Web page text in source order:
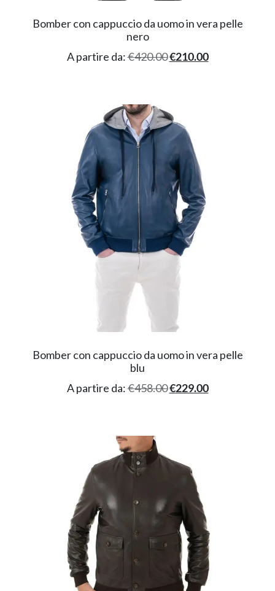
Bomber con cappuccio da uomo in vera pelle
nero
A partire da:€420.00€210.00
Bomber con cappuccio da uomo in vera pelle
blu
A partire da:€458.00€229.00